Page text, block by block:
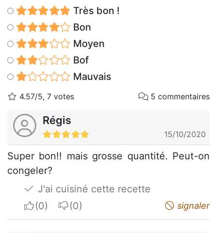
Très bon !
Bon
Moyen
Bof
Mauvais
4.57/5, 7 votes 5 commentaires
Régis
15/10/2020
Super bon!! mais grosse quantité. Peut-on
congeler?
J'ai cuisiné cette recette
I apreciateI do not appreciate signaler